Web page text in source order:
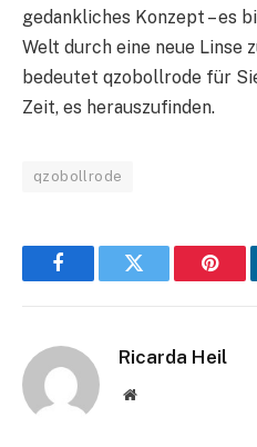
gedankliches Konzept – es
Welt durch eine neue Linse
bedeutet qzobollrode für
Zeit, es herauszufinden.
qzobollrode
FacebookTwitter
Ricarda Heil
Website